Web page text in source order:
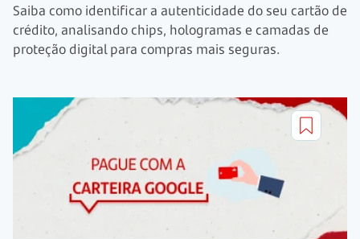
Saiba como identificar a autenticidade do seu cartão de
crédito, analisando chips, hologramas e camadas de
proteção digital para compras mais seguras.